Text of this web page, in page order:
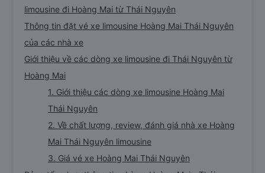
limousine đi Hoàng Mai từ Thái Nguyên
Thông tin đặt vé xe limousine Hoàng Mai Thái Nguyên
của các nhà xe
Giới thiệu về các dòng xe limousine đi Thái Nguyên từ
Hoàng Mai
1. Giới thiệu các dòng xe limousine Hoàng Mai
Thái Nguyên
2. Về chất lượng, review, đánh giá nhà xe Hoàng
Mai Thái Nguyên limousine
3. Giá vé xe Hoàng Mai Thái Nguyên